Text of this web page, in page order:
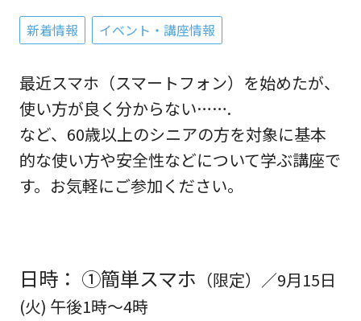
新着情報 イベント・講座情報
最近スマホ（スマートフォン）を始めたが、
使い方が良く分からない…….
など、60歳以上のシニアの方を対象に基本
的な使い方や安全性などについて学ぶ講座で
す。お気軽にご参加ください。
日時： ①簡単スマホ （限定）／9月15日
(火) 午後1時～4時